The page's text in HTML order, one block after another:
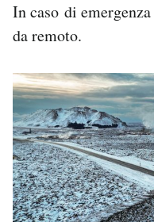
In caso di
da remoto.